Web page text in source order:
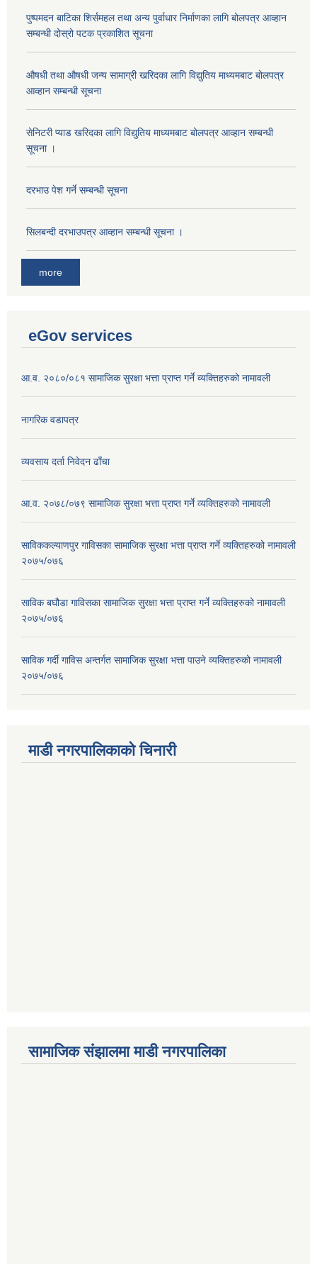
पुष्पमदन बाटिका शिर्समहल तथा अन्य पुर्वाधार निर्माणका लागि बोलपत्र आव्हान
सम्बन्धी दोस्रो पटक प्रकाशित सूचना
औषधी तथा औषधी जन्य सामाग्री खरिदका लागि विद्युतिय माध्यमबाट बोलपत्र
आव्हान सम्बन्धी सूचना
सेनिटरी प्याड खरिदका लागि विद्युतिय माध्यमबाट बोलपत्र आव्हान सम्बन्धी
सूचना ।
दरभाउ पेश गर्ने सम्बन्धी सूचना
सिलबन्दी दरभाउपत्र आव्हान सम्बन्धी सूचना ।
more
eGov services
आ.व. २०८०/०८१ सामाजिक सुरक्षा भत्ता प्राप्त गर्ने व्यक्तिहरुको नामावली
नागरिक वडापत्र
व्यवसाय दर्ता निवेदन ढाँचा
आ.व. २०७८/०७९ सामाजिक सुरक्षा भत्ता प्राप्त गर्ने व्यक्तिहरुको नामावली
साविककल्याणपुर गाविसका सामाजिक सुरक्षा भत्ता प्राप्त गर्ने व्यक्तिहरुको नामावली
२०७५/०७६
साविक बघौडा गाविसका सामाजिक सुरक्षा भत्ता प्राप्त गर्ने व्यक्तिहरुको नामावली
२०७५/०७६
साविक गर्दी गाविस अन्तर्गत सामाजिक सुरक्षा भत्ता पाउने व्यक्तिहरुको नामावली
२०७५/०७६
माडी नगरपालिकाको चिनारी
सामाजिक संझालमा माडी नगरपालिका